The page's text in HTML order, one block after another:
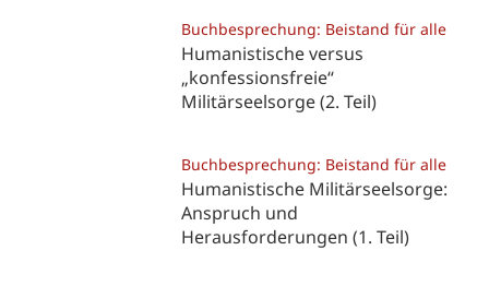
Buchbesprechung: Beistand für alle
Humanistische versus
„konfessionsfreie“
Militärseelsorge (2. Teil)
Buchbesprechung: Beistand für alle
Humanistische Militärseelsorge:
Anspruch und
Herausforderungen (1. Teil)